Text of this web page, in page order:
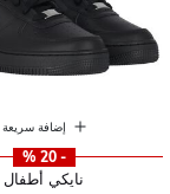
إضافة سريعة
- 20 %
نايكي أطفال